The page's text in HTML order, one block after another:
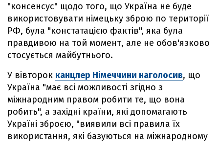
"консенсус" щодо того, що Україна не буде
використовувати німецьку зброю по території
РФ, була "констатацією фактів", яка була
правдивою на той момент, але не обов'язково
стосується майбутнього.
У вівторок канцлер Німеччини наголосив, що
Україна "має всі можливості згідно з
міжнародним правом робити те, що вона
робить", а західні країни, які допомагають
Україні зброєю, "виявили всі правила їх
використання, які базуються на міжнародному